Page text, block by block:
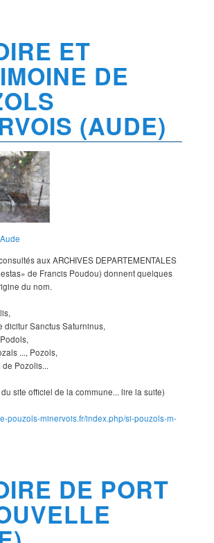
ET
DE
(AUDE)
aux ARCHIVES DEPARTEMENTALES
de Francis Poudou) donnent quelques
du nom.
dicitur Sanctus Saturninus,
..., Pozols,
de Pozolis...
site officiel de la commune... lire la suite)
pouzols-minervois.fr/index.php/si-pouzols-m-
DE PORT